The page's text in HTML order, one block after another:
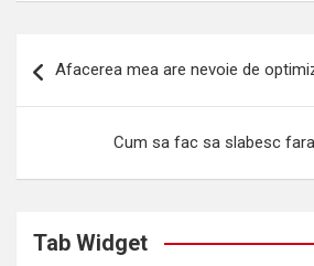
în
Afacerea mea are nevoie de
Cum sa fac sa slabesc
Tab Widget